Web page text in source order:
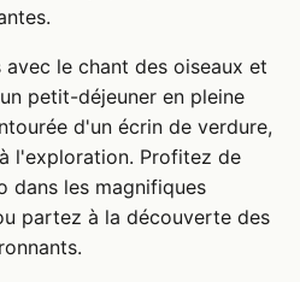
le chant des oiseaux et
petit-déjeuner en pleine
d'un écrin de verdure,
l'exploration. Profitez de
dans les magnifiques
partez à la découverte des